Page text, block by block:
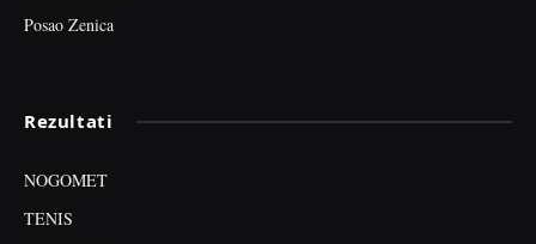
Posao Zenica
Rezultati
NOGOMET
TENIS